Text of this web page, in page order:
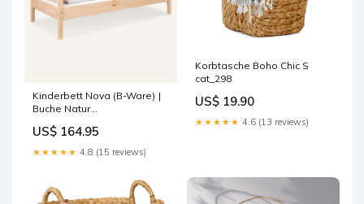
Kinderbett Nova (B-Ware) |
Buche Natur
Zubehör
US$ 164.95
★★★★★ 4.8 (15 reviews)
Korbtasche Boho Chic S
cat_298
US$ 19.90
★★★★★ 4.6 (13 reviews)